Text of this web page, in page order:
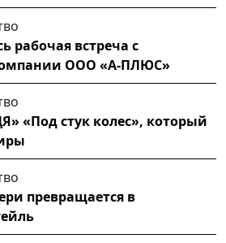
рабочая встреча с
ООО «А-ПЛЮС»
«Под стук колес», который
превращается в